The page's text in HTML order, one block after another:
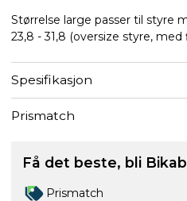
Størrelse large passer til styre
23,8 - 31,8 (oversize styre, med
Spesifikasjon
Prismatch
Få det beste, bli
Prismatch